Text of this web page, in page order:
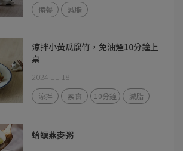
備餐 減脂
涼拌小黃瓜腐竹，免油煙10分鐘上
桌
2024-11-18
涼拌 素食 10分鐘 減脂
蛤蠣燕麥粥